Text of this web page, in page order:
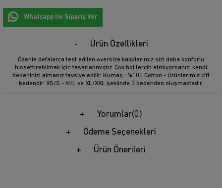
Whatsapp ile Sipariş Ver
Ürün Özellikleri
Özenle defalarca test edilen oversize kalıplarımız sizi daha konforlu
hissettirebilmek için tasarlanmıştır. Çok bol tercih etmiyorsanız, kendi
bedeninizi almanız tavsiye edilir. Kumaş : %100 Cotton - Ürünlerimiz çift
bedendir. XS/S - M/L ve XL/XXL şeklinde 3 bedenden oluşmaktadır.
Yorumlar(0)
Ödeme Seçenekleri
Ürün Önerileri